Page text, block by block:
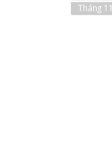
Tháng 11